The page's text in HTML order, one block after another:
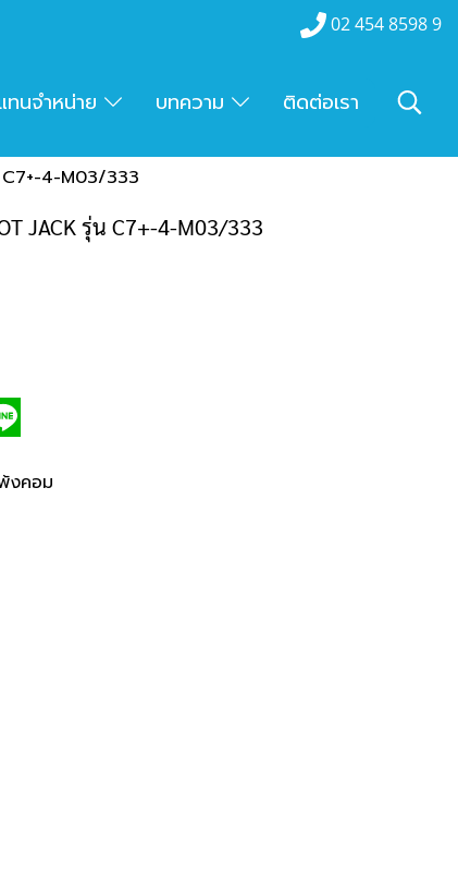
02 454 8598 9
ทนจำหน่าย บทความ ติดต่อเรา
4-M03/333
JACK รุ่น C7+-4-M03/333
งคอม